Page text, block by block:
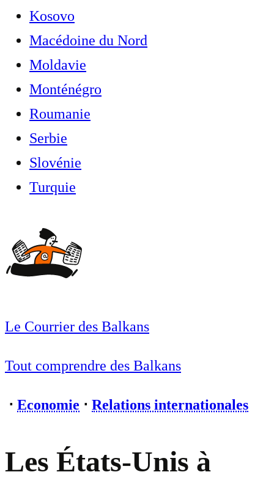
Kosovo
Macédoine du Nord
Moldavie
Monténégro
Roumanie
Serbie
Slovénie
Turquie
Le Courrier des Balkans
Tout comprendre des Balkans
⋅ Economie ⋅ Relations internationales
Les États-Unis à